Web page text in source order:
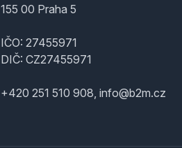
155 00 Praha 5
IČO: 27455971
DIČ: CZ27455971
+420 251 510 908, info@b2m.cz